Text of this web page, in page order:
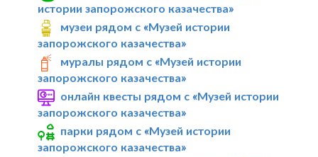
истории запорожского казачества»
музеи рядом с «Музей истории
запорожского казачества»
муралы рядом с «Музей истории
запорожского казачества»
онлайн квесты рядом с «Музей истории
запорожского казачества»
парки рядом с «Музей истории
запорожского казачества»